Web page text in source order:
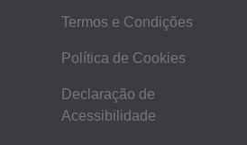
Termos e Condições
Política de Cookies
Declaração de
Acessibilidade